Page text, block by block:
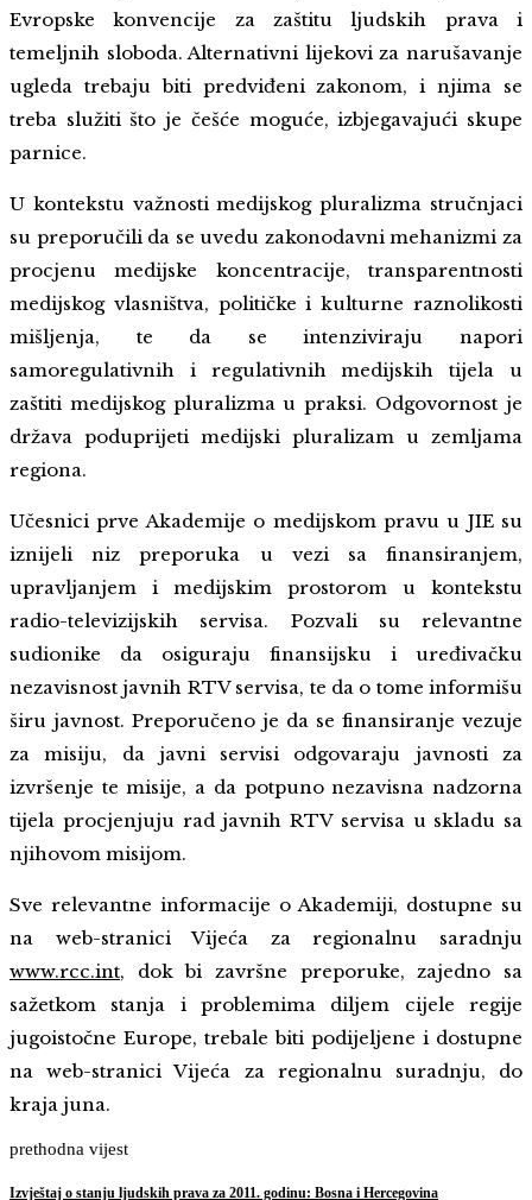
Evropske konvencije za zaštitu ljudskih prava i
temeljnih sloboda. Alternativni lijekovi za narušavanje
ugleda trebaju biti predviđeni zakonom, i njima se
treba služiti što je češće moguće, izbjegavajući skupe
parnice.
U kontekstu važnosti medijskog pluralizma stručnjaci
su preporučili da se uvedu zakonodavni mehanizmi za
procjenu medijske koncentracije, transparentnosti
medijskog vlasništva, političke i kulturne raznolikosti
mišljenja, te da se intenziviraju napori
samoregulativnih i regulativnih medijskih tijela u
zaštiti medijskog pluralizma u praksi. Odgovornost je
država poduprijeti medijski pluralizam u zemljama
regiona.
Učesnici prve Akademije o medijskom pravu u JIE su
iznijeli niz preporuka u vezi sa finansiranjem,
upravljanjem i medijskim prostorom u kontekstu
radio-televizijskih servisa. Pozvali su relevantne
sudionike da osiguraju finansijsku i uređivačku
nezavisnost javnih RTV servisa, te da o tome informišu
širu javnost. Preporučeno je da se finansiranje vezuje
za misiju, da javni servisi odgovaraju javnosti za
izvršenje te misije, a da potpuno nezavisna nadzorna
tijela procjenjuju rad javnih RTV servisa u skladu sa
njihovom misijom.
Sve relevantne informacije o Akademiji, dostupne su
na web-stranici Vijeća za regionalnu saradnju
www.rcc.int, dok bi završne preporuke, zajedno sa
sažetkom stanja i problemima diljem cijele regije
jugoistočne Europe, trebale biti podijeljene i dostupne
na web-stranici Vijeća za regionalnu suradnju, do
kraja juna.
prethodna vijest
Izvještaj o stanju ljudskih prava za 2011. godinu: Bosna i Hercegovina